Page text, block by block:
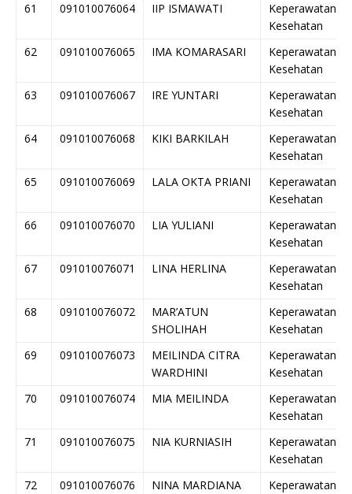
61
091010076064 IIP ISMAWATI
Keperawatan
Kesehatan
62
091010076065 IMA KOMARASARI
Keperawatan
Kesehatan
63
091010076067 IRE YUNTARI
Keperawatan
Kesehatan
64
091010076068 KIKI BARKILAH
Keperawatan
Kesehatan
65
091010076069 LALA OKTA PRIANI
Keperawatan
Kesehatan
66
091010076070 LIA YULIANI
Keperawatan
Kesehatan
67
091010076071 LINA HERLINA
Keperawatan
Kesehatan
68
091010076072
MAR’ATUN
SHOLIHAH
Keperawatan
Kesehatan
69
091010076073
MEILINDA CITRA
WARDHINI
Keperawatan
Kesehatan
70
091010076074 MIA MEILINDA
Keperawatan
Kesehatan
71
091010076075 NIA KURNIASIH
Keperawatan
Kesehatan
72
091010076076 NINA MARDIANA
Keperawatan